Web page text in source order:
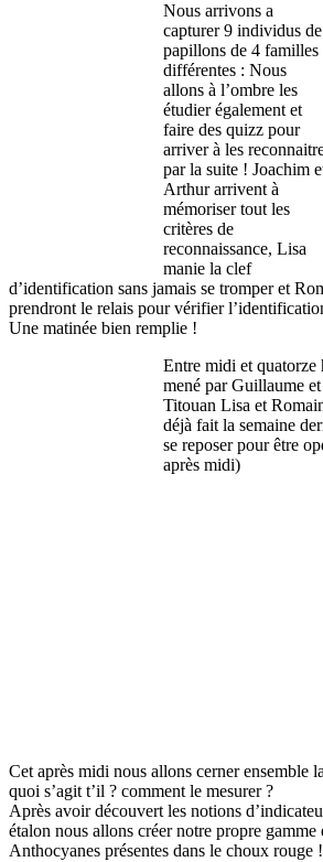
Nous arrivons a
capturer 9 individus de
papillons de 4 familles
différentes : Nous
allons à l’ombre les
étudier également et
faire des quizz pour
arriver à les
par la suite ! Joachim
Arthur arrivent à
mémoriser tout les
critères de
reconnaissance, Lisa
manie la clef
d’identification sans jamais se tromper et
prendront le relais pour vérifier
Une matinée bien remplie !
Entre midi et quatorze
mené par Guillaume
Titouan Lisa et
déjà fait la semaine
se reposer pour être
après midi)
Cet après midi nous allons cerner ensemble
quoi s’agit t’il ? comment le mesurer ?
Après avoir découvert les notions
étalon nous allons créer notre propre gamme
Anthocyanes présentes dans le choux rouge !